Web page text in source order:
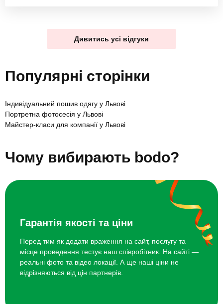
Дивитись усі відгуки
Популярні сторінки
Індивідуальний пошив одягу у Львові
Портретна фотосесія у Львові
Майстер-класи для компанії у Львові
Чому вибирають bodo?
Гарантія якості та ціни
Перед тим як додати враження на сайт, послугу та
місце проведення тестує наш співробітник. На сайті —
реальні фото та відео локації. А ще наші ціни не
відрізняються від цін партнерів.